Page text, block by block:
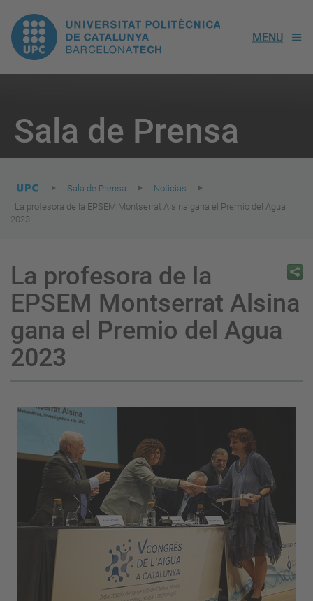
UPC.
Universitat
de
Catalunya
MENU
Sala de Prensa
here:
Sala de Prensa
Noticias
La profesora de la EPSEM Montserrat Alsina gana el Premio del Agua
2023
La profesora de la
EPSEM Montserrat Alsina
gana el Premio del Agua
2023